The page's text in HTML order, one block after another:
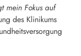
mein Fokus auf
des Klinikums